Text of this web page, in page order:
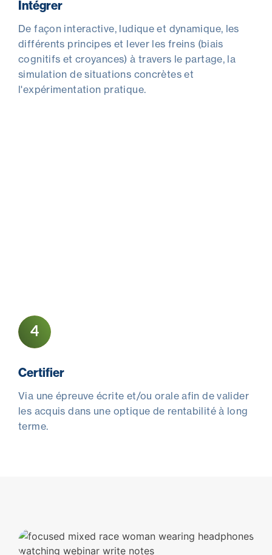
Intégrer
De façon interactive, ludique et dynamique, les
différents principes et lever les freins (biais
cognitifs et croyances) à travers le partage, la
simulation de situations concrètes et
l'expérimentation pratique.
4
Certifier
Via une épreuve écrite et/ou orale afin de valider
les acquis dans une optique de rentabilité à long
terme.